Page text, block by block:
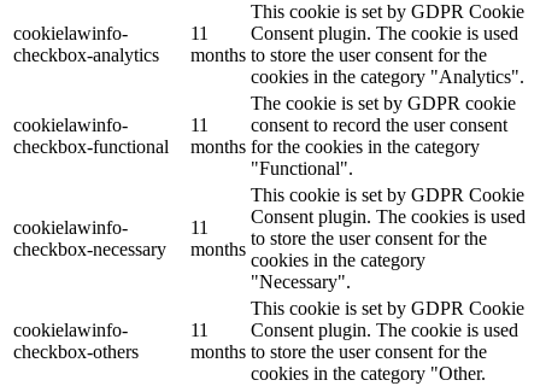
cookielawinfo-
checkbox-analytics
11
months
This cookie is set by GDPR Cookie
Consent plugin. The cookie is used
to store the user consent for the
cookies in the category "Analytics".
cookielawinfo-
checkbox-functional
11
months
The cookie is set by GDPR cookie
consent to record the user consent
for the cookies in the category
"Functional".
cookielawinfo-
checkbox-necessary
11
months
This cookie is set by GDPR Cookie
Consent plugin. The cookies is used
to store the user consent for the
cookies in the category
"Necessary".
cookielawinfo-
checkbox-others
11
months
This cookie is set by GDPR Cookie
Consent plugin. The cookie is used
to store the user consent for the
cookies in the category "Other.